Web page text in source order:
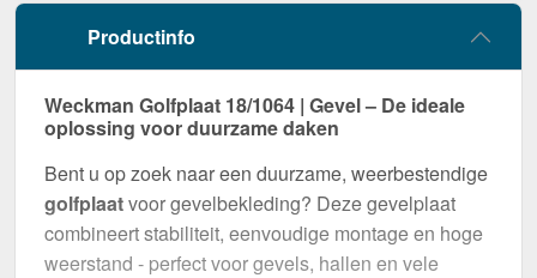
Productinfo
Weckman Golfplaat 18/1064 | Gevel – De ideale
oplossing voor duurzame daken
Bent u op zoek naar een duurzame, weerbestendige
golfplaatvoor gevelbekleding? Deze gevelplaat
combineert stabiliteit, eenvoudige montage en hoge
weerstand - perfect voor gevels, hallen en vele